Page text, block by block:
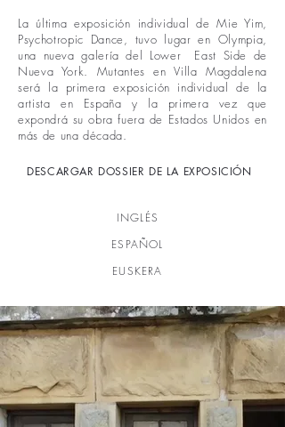
La última exposición individual de Mie Yim,
Psychotropic Dance, tuvo lugar en Olympia,
una nueva galería del Lower East Side de
Nueva York. Mutantes en Villa Magdalena
será la primera exposición individual de la
artista en España y la primera vez que
expondrá su obra fuera de Estados Unidos en
más de una década.
DESCARGAR DOSSIER DE LA EXPOSICIÓN
INGLÉS
ESPAÑOL
EUSKERA